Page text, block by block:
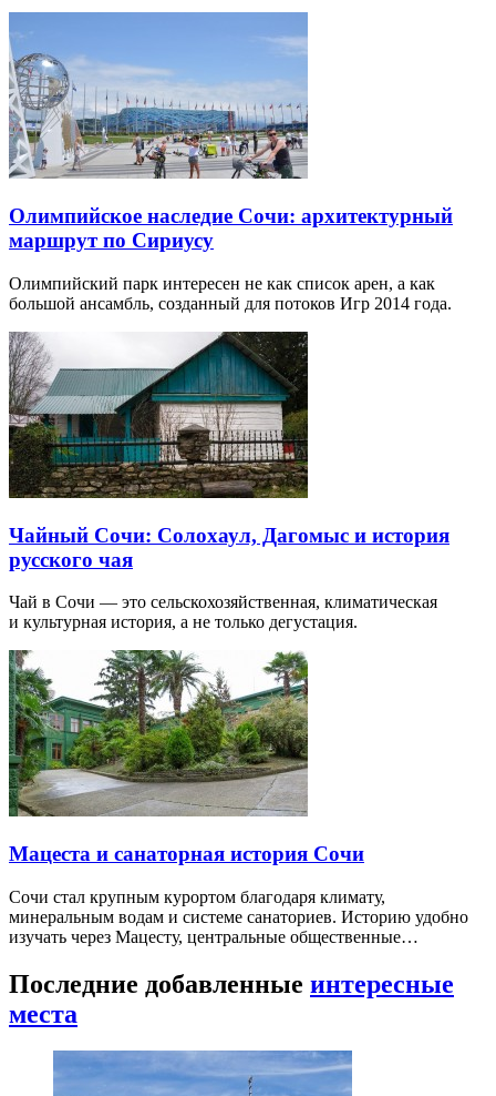
Олимпийское наследие Сочи: архитектурный
маршрут по Сириусу
Олимпийский парк интересен не как список арен, а как
большой ансамбль, созданный для потоков Игр 2014 года.
Чайный Сочи: Солохаул, Дагомыс и история
русского чая
Чай в Сочи — это сельскохозяйственная, климатическая
и культурная история, а не только дегустация.
Мацеста и санаторная история Сочи
Сочи стал крупным курортом благодаря климату,
минеральным водам и системе санаториев. Историю удобно
изучать через Мацесту, центральные общественные…
Последние добавленные интересные
места